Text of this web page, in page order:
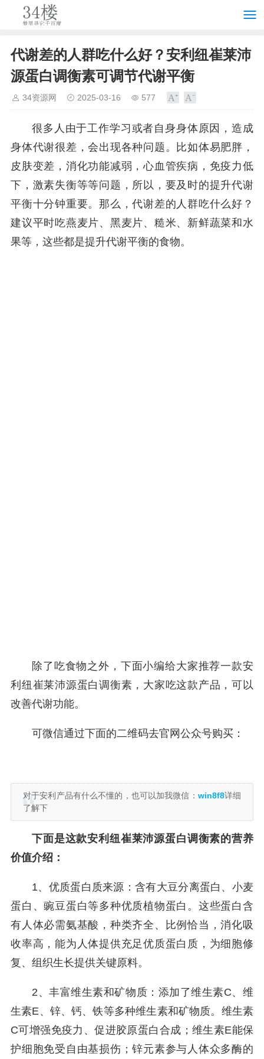
代谢差的人群吃什么好？安利纽崔莱沛
源蛋白调衡素可调节代谢平衡
34资源网 2025-03-16 577
很多人由于工作学习或者自身身体原因，造成
身体代谢很差，会出现各种问题。比如体易肥胖，
皮肤变差，消化功能减弱，心血管疾病，免疫力低
下，激素失衡等等问题，所以，要及时的提升代谢
平衡十分钟重要。那么，代谢差的人群吃什么好？
建议平时吃燕麦片、黑麦片、糙米、新鲜蔬菜和水
果等，这些都是提升代谢平衡的食物。
除了吃食物之外，下面小编给大家推荐一款安
利纽崔莱沛源蛋白调衡素，大家吃这款产品，可以
改善代谢功能。
可微信通过下面的二维码去官网公众号购买：
对于安利产品有什么不懂的，也可以加我微信： win8f8详细
了解下
下面是这款安利纽崔莱沛源蛋白调衡素的营养
价值介绍：
1、优质蛋白质来源：含有大豆分离蛋白、小麦
蛋白、豌豆蛋白等多种优质植物蛋白。这些蛋白含
有人体必需氨基酸，种类齐全、比例恰当，消化吸
收率高，能为人体提供充足优质蛋白质，为细胞修
复、组织生长提供关键原料。
2、丰富维生素和矿物质：添加了维生素C、维
生素E、锌、钙、铁等多种维生素和矿物质。维生素
C可增强免疫力、促进胶原蛋白合成；维生素E能保
护细胞免受自由基损伤；锌元素参与人体众多酶的